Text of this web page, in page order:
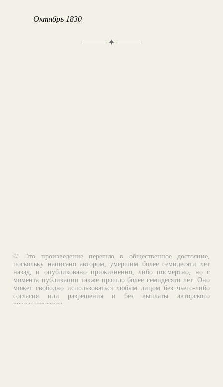
Октябрь 1830
✦
© Это произведение перешло в общественное достояние,
поскольку написано автором, умершим более семидесяти лет
назад, и опубликовано прижизненно, либо посмертно, но с
момента публикации также прошло более семидесяти лет. Оно
может свободно использоваться любым лицом без чьего-либо
согласия или разрешения и без выплаты авторского
вознаграждения.